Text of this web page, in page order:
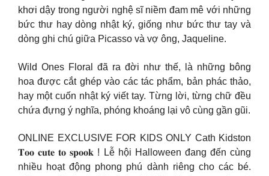
khơi dậy trong người nghệ sĩ niềm đam mê với những
bức thư hay dòng nhật ký, giống như bức thư tay và
dòng ghi chú giữa Picasso và vợ ông, Jaqueline.
Wild Ones Floral đã ra đời như thế, là những bông
hoa được cắt ghép vào các tác phẩm, bản phác thảo,
hay một cuốn nhật ký viết tay. Từng lời, từng chữ đều
chứa đựng ý nghĩa, phóng khoáng lại vô cùng gần gũi.
ONLINE EXCLUSIVE FOR KIDS ONLY Cath Kidston
𝐓𝐨𝐨 𝐜𝐮𝐭𝐞 𝐭𝐨 𝐬𝐩𝐨𝐨𝐤 ! Lễ hội Halloween đang đến cùng
nhiều hoạt động phong phú dành riêng cho các bé.